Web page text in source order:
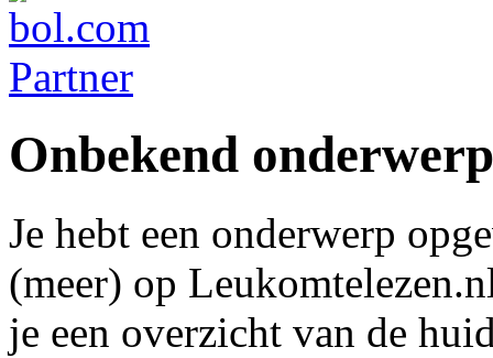
Onbekend onderwerp
Je hebt een onderwerp
(meer) op
je een overzicht van de